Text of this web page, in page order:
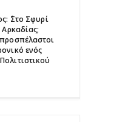
΄΄Στο Σφυρί
Αρκαδίας;
ενός